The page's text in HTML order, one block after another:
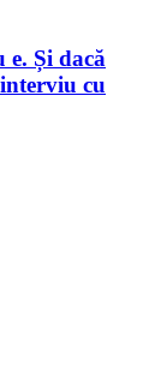
e. Și dacă
cu